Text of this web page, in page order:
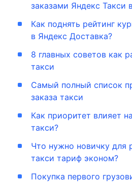
заказами Яндекс Такси
Как поднять рейтинг
в Яндекс Доставка?
8 главных советов как
такси
Самый полный список
заказа такси
Как приоритет влияет
такси?
Что нужно новичку для
такси тариф эконом?
Покупка первого